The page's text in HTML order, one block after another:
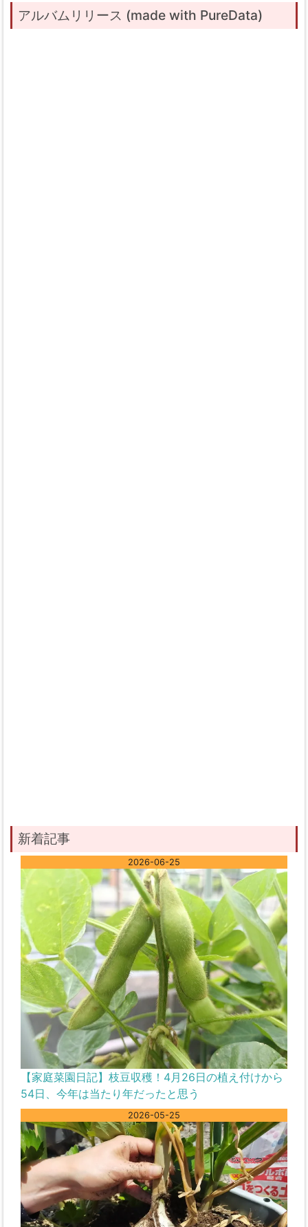
アルバムリリース (made with PureData)
新着記事
2026-06-25
【家庭菜園日記】枝豆収穫！4月26日の植え付けから
54日、今年は当たり年だったと思う
2026-05-25